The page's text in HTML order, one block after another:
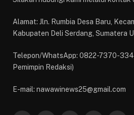
Alamat: Jln. Rumbia Desa Baru,
Kabupaten Deli Serdang, Sumatera
Telepon/WhatsApp: 0822-7370-
Pemimpin Redaksi)
E-mail: nawawinews25@gmail.com